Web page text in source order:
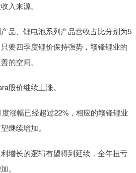
入来源。
品、锂电池系列产品营收占比分别为5
要四季度锂价保持强势，赣锋锂业的
的空间。
股价继续上涨。
涨幅已经超过22%，相应的赣锋锂业
继续增加。
增长的逻辑有望得到延续，全年扭亏
。